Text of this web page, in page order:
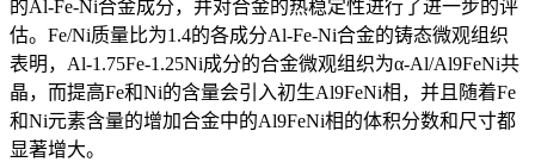
的Al-Fe-Ni合金成分，并对合金的热稳定性进行了进一步的评
估。Fe/Ni质量比为1.4的各成分Al-Fe-Ni合金的铸态微观组织
表明，Al-1.75Fe-1.25Ni成分的合金微观组织为α-Al/Al9FeNi共
晶，而提高Fe和Ni的含量会引入初生Al9FeNi相，并且随着Fe
和Ni元素含量的增加合金中的Al9FeNi相的体积分数和尺寸都
显著增大。